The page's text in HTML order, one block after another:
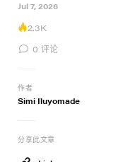
Jul 7, 2026
2.3K
0 评论
作者
Simi Iluyomade
分享此文章